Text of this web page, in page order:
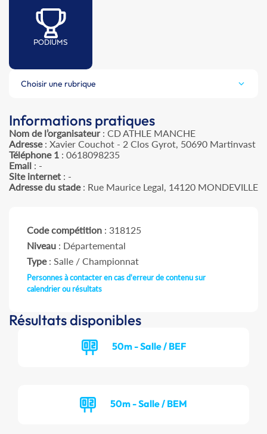
PODIUMS
Choisir une rubrique
Informations pratiques
Nom de l’organisateur: CD ATHLE MANCHE
Adresse: Xavier Couchot - 2 Clos Gyrot, 50690 Martinvast
Téléphone 1 : 0618098235
Email : -
Site internet : -
Adresse du stade: Rue Maurice Legal, 14120 MONDEVILLE
Code compétition : 318125
Niveau : Départemental
Type: Salle / Championnat
Personnes à contacter en cas d'erreur de contenu sur
calendrier ou résultats
Résultats disponibles
50m - Salle / BEF
50m - Salle / BEM